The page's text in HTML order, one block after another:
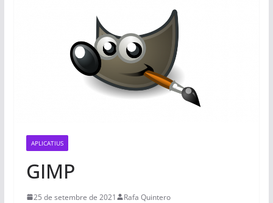
APLICATIUS
GIMP
25 de setembre de 2021 Rafa Quintero